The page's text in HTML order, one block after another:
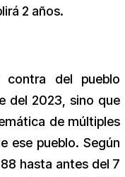
2 años.
contra del pueblo
del 2023, sino que
de múltiples
ese pueblo. Según
hasta antes del 7